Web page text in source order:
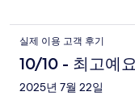
실제 이용 고객 후기
10/10 - 최고예
2025년 7월 22일